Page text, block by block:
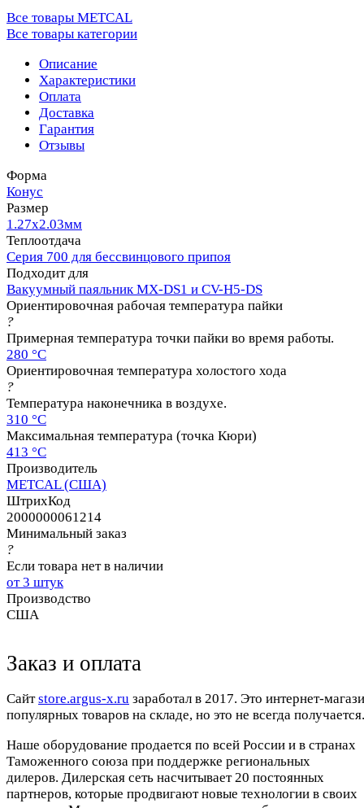
Все товары METCAL
Все товары категории
Описание
Характеристики
Оплата
Доставка
Гарантия
Отзывы
Форма
Конус
Размер
1.27х2.03мм
Теплоотдача
Серия 700 для бессвинцового припоя
Подходит для
Вакуумный паяльник MX-DS1 и CV-H5-DS
Ориентировочная рабочая температура пайки
?
Примерная температура точки пайки во время работы.
280 °C
Ориентировочная температура холостого хода
?
Температура наконечника в воздухе.
310 °C
Максимальная температура (точка Кюри)
413 °C
Производитель
METCAL (США)
ШтрихКод
2000000061214
Минимальный заказ
?
Если товара нет в наличии
от 3 штук
Производство
США
Заказ и оплата
Cайтstore.argus-x.ru заработал в 2017. Это интернет-
популярных товаров на складе, но это не всегда
Наше оборудование продается по всей России и в странах
Таможенного союза при поддержке региональных
дилеров. Дилерская сеть насчитывает 20 постоянных
партнеров, которые продвигают новые технологии в своих